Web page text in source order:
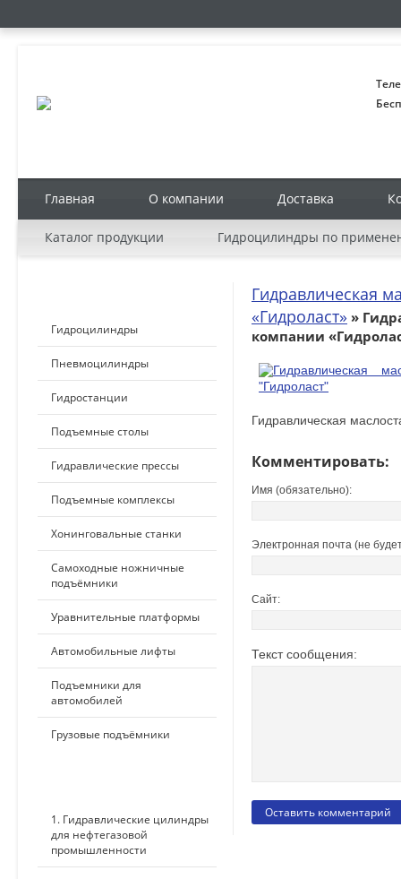
Главная О компании Доставка
Каталог продукции Гидроцилиндры по
Гидравлическая
«Гидроласт» »
компании
Гидравлическая
Комментировать:
Имя (обязательно):
Электронная почта (не
Сайт:
Текст сообщения:
Гидроцилиндры
Пневмоцилиндры
Гидростанции
Подъемные столы
Гидравлические прессы
Подъемные комплексы
Хонинговальные станки
Самоходные ножничные
подъёмники
Уравнительные платформы
Автомобильные лифты
Подъемники для
автомобилей
Грузовые подъёмники
1. Гидравлические цилиндры
для нефтегазовой
промышленности